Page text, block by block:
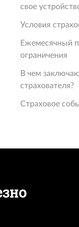
свое
Условия
Ежемесячный
ограничения
В чем
страхователя?
Страховое